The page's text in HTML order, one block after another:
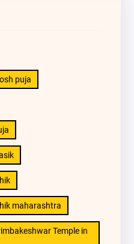
puja
maharashtra
Temple in